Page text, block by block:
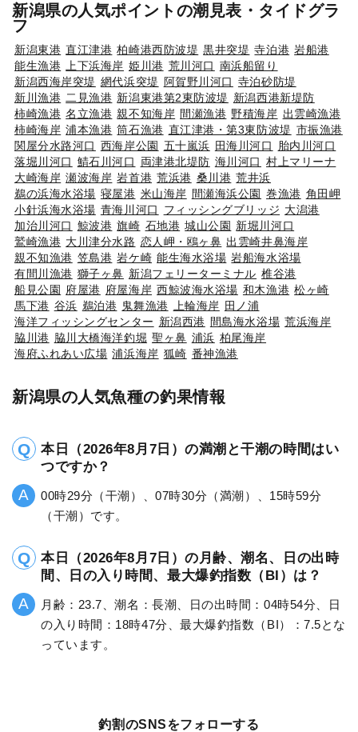
新潟県の人気ポイントの潮見表・タイドグラ
フ
新潟東港 直江津港 柏崎港西防波堤 黒井突堤 寺泊港 岩船港
能生漁港
上下浜海岸 姫川港 荒川河口 南浜船留り
新潟西海岸突堤 網代浜突堤 阿賀野川河口 寺泊砂防堤
新川漁港 二見漁港 新潟東港第2東防波堤 新潟西港新堤防
柿崎漁港 名立漁港 親不知海岸 間瀬漁港 野積海岸 出雲崎漁港
柿崎海岸 浦本漁港 筒石漁港 直江津港・第3東防波堤 市振漁港
関屋分水路河口 西海岸公園 五十嵐浜 田海川河口
胎内川河口
落堀川河口 鯖石川河口 両津港北堤防 海川河口 村上マリーナ
大崎海岸 瀬波海岸 岩首港 荒浜港 桑川港 荒井浜
鵜の浜海水浴場 寝屋港 米山海岸 間瀬海浜公園 巻漁港 角田岬
小針浜海水浴場 青海川河口 フィッシングブリッジ 大潟港
加治川河口 鯨波港 旗崎 石地港 城山公園 新堀川河口
鷲崎漁港 大川津分水路 恋人岬・鴎ヶ鼻 出雲崎井鼻海岸
親不知漁港 笠島港 岩ケ崎 能生海水浴場 岩船海水浴場
有間川漁港 獅子ヶ鼻 新潟フェリーターミナル 椎谷港
船見公園 府屋港 府屋海岸 西鯨波海水浴場 和木漁港 松ヶ崎
馬下港 谷浜 鵜泊港 鬼舞漁港 上輪海岸 田ノ浦
海洋フィッシングセンター 新潟西港 間島海水浴場 荒浜海岸
脇川港 脇川大橋海洋釣堀 聖ヶ鼻 浦浜 柏尾海岸
海府ふれあい広場 浦浜海岸 狐崎 番神漁港
新潟県の人気魚種の釣果情報
本日（2026年8月7日）の満潮と干潮の時間はい
つですか？
00時29分（干潮）、07時30分（満潮）、15時59分
（干潮）です。
本日（2026年8月7日）の月齢、潮名、日の出時
間、日の入り時間、最大爆釣指数（BI）は？
月齢：23.7、潮名：長潮、日の出時間：04時54分、日
の入り時間：18時47分、最大爆釣指数（BI）：7.5とな
っています。
釣割のSNSをフォローする